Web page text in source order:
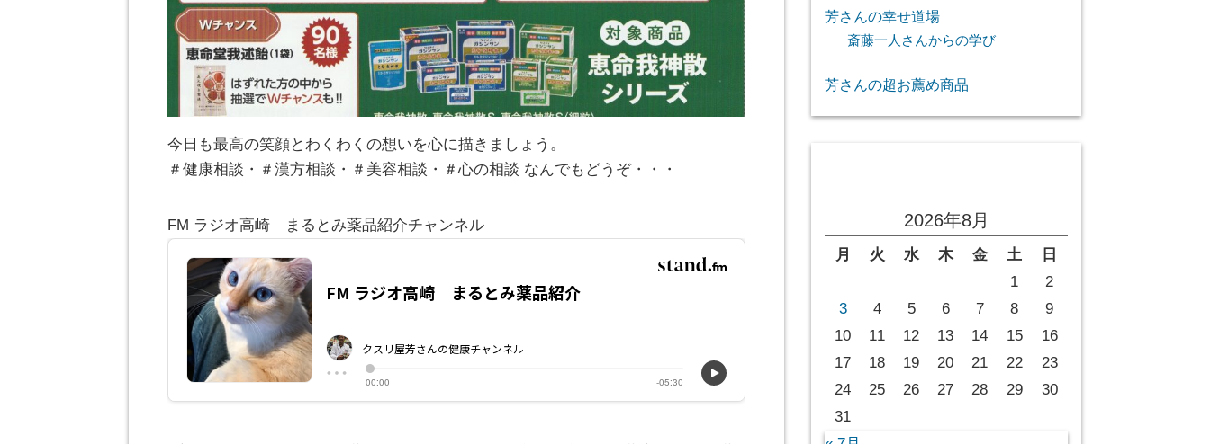
今日も最高の笑顔とわくわくの想いを心に描きましょう。
＃健康相談・＃漢方相談・＃美容相談・＃心の相談 なんでもどうぞ・・・
FM ラジオ高崎 まるとみ薬品紹介チャンネル
芳さんの幸せ道場
斎藤一人さんからの学び
芳さんの超お薦め商品
2026年8月
月 火 水 木 金 土
日
1
2
3
4 5 6 7 8
9
10
11 12 13 14 15
16
17
18 19 20 21 22
23
24
25 26 27 28 29
30
31